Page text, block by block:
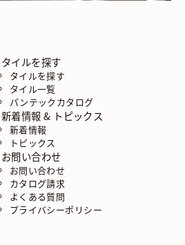
タイルを探す
タイルを探す
タイル一覧
パンテックカタログ
新着情報 & トピックス
新着情報
トピックス
お問い合わせ
お問い合わせ
カタログ請求
よくある質問
プライバシーポリシー